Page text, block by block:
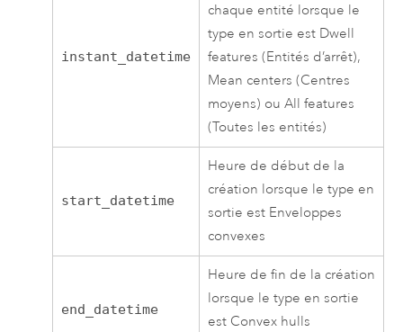
instant_datetime
chaque entité lorsque le
type en sortie est Dwell
features (Entités d’arrêt),
Mean centers (Centres
moyens) ou All features
(Toutes les entités)
start_datetime
Heure de début de la
création lorsque le type en
sortie est Enveloppes
convexes
end_datetime
Heure de fin de la création
lorsque le type en sortie
est Convex hulls